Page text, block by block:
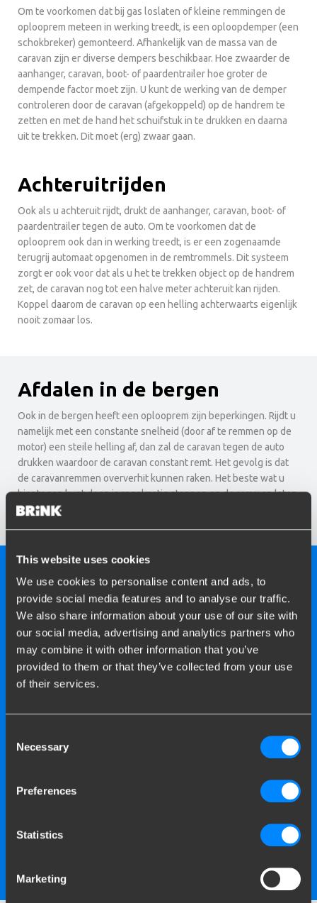
This website uses cookies
We use cookies to personalise content and ads, to
provide social media features and to analyse our traffic.
We also share information about your use of our site with
our social media, advertising and analytics partners who
may combine it with other information that you’ve
provided to them or that they’ve collected from your use
of their services.
Selection
Necessary
Preferences
Statistics
Marketing
Om te voorkomen dat bij gas loslaten of kleine remmingen de
oplooprem meteen in werking treedt, is een oploopdemper (een
schokbreker) gemonteerd. Afhankelijk van de massa van de
caravan zijn er diverse dempers beschikbaar. Hoe zwaarder de
aanhanger, caravan, boot- of paardentrailer hoe groter de
dempende factor moet zijn. U kunt de werking van de demper
controleren door de caravan (afgekoppeld) op de handrem te
zetten en met de hand het schuifstuk in te drukken en daarna
uit te trekken. Dit moet (erg) zwaar gaan.
Achteruitrijden
Ook als u achteruit rijdt, drukt de aanhanger, caravan, boot- of
paardentrailer tegen de auto. Om te voorkomen dat de
oplooprem ook dan in werking treedt, is er een zogenaamde
terugrij automaat opgenomen in de remtrommels. Dit systeem
zorgt er ook voor dat als u het te trekken object op de handrem
zet, de caravan nog tot een halve meter achteruit kan rijden.
Koppel daarom de caravan op een helling achterwaarts eigenlijk
nooit zomaar los.
Afdalen in de bergen
Ook in de bergen heeft een oplooprem zijn beperkingen. Rijdt u
namelijk met een constante snelheid (door af te remmen op de
motor) een steile helling af, dan zal de caravan tegen de auto
drukken waardoor de caravan constant remt. Het gevolg is dat
de caravanremmen oververhit kunnen raken. Het beste wat u
hier tegen kunt doen is regelmatig stoppen en de remmen laten
afkoelen.
Brink
gecertificeerde
bij u in de
buurt.